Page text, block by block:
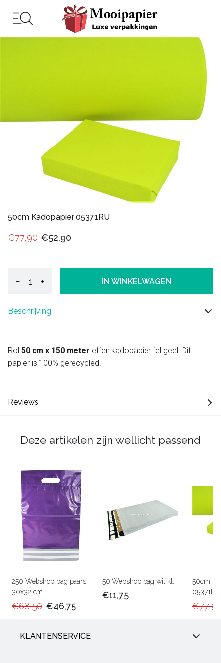
50cm Kadopapier 05371RU
€77,90 €52,90
− + IN WINKELWAGEN
Beschrijving
Rol 50 cm x 150 meter effen kadopapier fel geel. Dit
papier is 100% gerecycled.
Reviews
Deze artikelen zijn wellicht passend
250 Webshop bag paars
30x32 cm
€68,50 €46,75
50 Webshop bag wit kl.
€11,75
50cm
05371RU
KLANTENSERVICE